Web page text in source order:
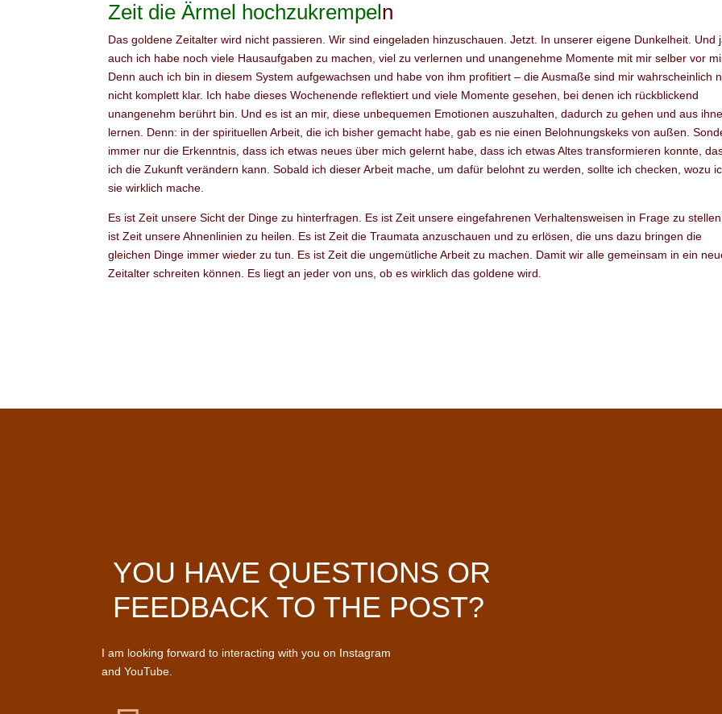
Zeit die Ärmel hochzukrempeln
Das goldene Zeitalter wird nicht passieren. Wir sind eingeladen hinzuschauen. Jetzt. In unserer eigene Dunkelheit. Und
auch ich habe noch viele Hausaufgaben zu machen, viel zu verlernen und unangenehme Momente mit mir selber vor
Denn auch ich bin in diesem System aufgewachsen und habe von ihm profitiert – die Ausmaße sind mir wahrscheinlich
nicht komplett klar. Ich habe dieses Wochenende reflektiert und viele Momente gesehen, bei denen ich rückblickend
unangenehm berührt bin. Und es ist an mir, diese unbequemen Emotionen auszuhalten, dadurch zu gehen und aus
lernen. Denn: in der spirituellen Arbeit, die ich bisher gemacht habe, gab es nie einen Belohnungskeks von außen.
immer nur die Erkenntnis, dass ich etwas neues über mich gelernt habe, dass ich etwas Altes transformieren konnte,
ich die Zukunft verändern kann. Sobald ich dieser Arbeit mache, um dafür belohnt zu werden, sollte ich checken, wozu
sie wirklich mache.
Es ist Zeit unsere Sicht der Dinge zu hinterfragen. Es ist Zeit unsere eingefahrenen Verhaltensweisen in Frage zu
ist Zeit unsere Ahnenlinien zu heilen. Es ist Zeit die Traumata anzuschauen und zu erlösen, die uns dazu bringen die
gleichen Dinge immer wieder zu tun. Es ist Zeit die ungemütliche Arbeit zu machen. Damit wir alle gemeinsam in ein
Zeitalter schreiten können. Es liegt an jeder von uns, ob es wirklich das goldene wird.
YOU HAVE QUESTIONS OR
FEEDBACK TO THE POST?
I am looking forward to interacting with you on Instagram
and YouTube.